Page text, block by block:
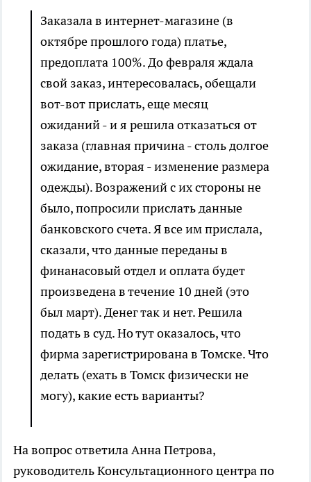
Заказала в интернет-магазине (в
октябре прошлого года) платье,
предоплата 100%. До февраля ждала
свой заказ, интересовалась, обещали
вот-вот прислать, еще месяц
ожиданий - и я решила отказаться от
заказа (главная причина - столь долгое
ожидание, вторая - изменение размера
одежды). Возражений с их стороны не
было, попросили прислать данные
банковского счета. Я всеим прислала,
сказали, что данные переданы в
финанасовый отдел и оплата будет
произведена в течение 10 дней (это
был март). Денег так и нет. Решила
подать в суд. Но тут оказалось, что
фирма зарегистрирована в Томске. Что
делать (ехать в Томск физически не
могу), какие есть варианты?
На вопрос ответила Анна Петрова,
руководитель Консультационного центра по